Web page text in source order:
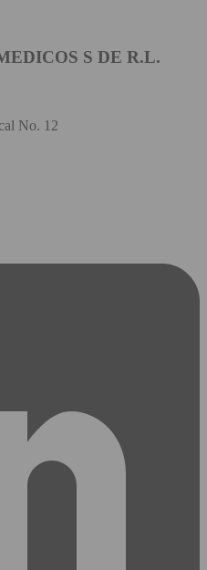
S DE R.L.
No. 12